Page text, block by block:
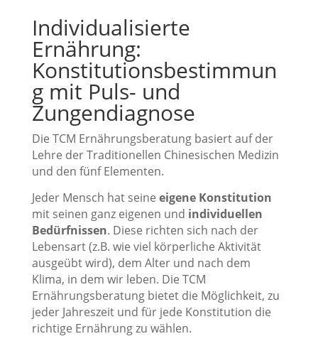
Individualisierte
Ernährung:
Konstitutionsbestimmun
g mit Puls- und
Zungendiagnose
Die TCM Ernährungsberatung basiert auf der
Lehre der Traditionellen Chinesischen Medizin
und den fünf Elementen.
Jeder Mensch hat seine eigene Konstitution
mit seinen ganz eigenen und individuellen
Bedürfnissen. Diese richten sich nach der
Lebensart (z.B. wie viel körperliche Aktivität
ausgeübt wird), dem Alter und nach dem
Klima, in dem wir leben. Die TCM
Ernährungsberatung bietet die Möglichkeit, zu
jeder Jahreszeit und für jede Konstitution die
richtige Ernährung zu wählen.